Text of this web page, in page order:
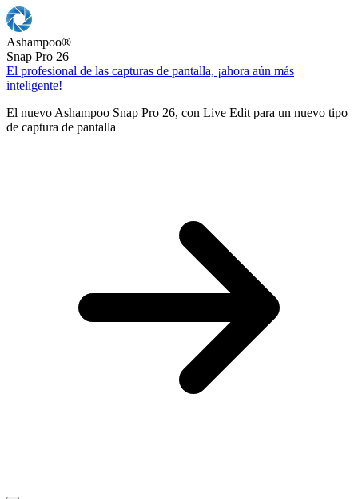
Ashampoo®
Snap Pro 26
El profesional de las capturas de pantalla, ¡ahora aún más
inteligente!
El nuevo Ashampoo Snap Pro 26, con Live Edit para un nuevo tipo
de captura de pantalla